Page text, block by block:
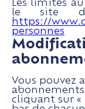
le site
https://
personnes
Vous pouvez
cliquant sur «